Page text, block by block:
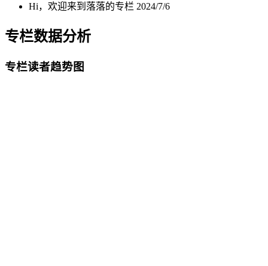
Hi，欢迎来到落落的专栏 2024/7/6
专栏数据分析
专栏读者趋势图